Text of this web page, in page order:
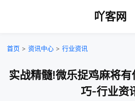
吖客网
首页 > 资讯中心 > 行业资讯
实战精髓!微乐捉鸡麻将有
巧-行业资